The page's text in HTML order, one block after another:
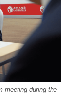
meeting during the